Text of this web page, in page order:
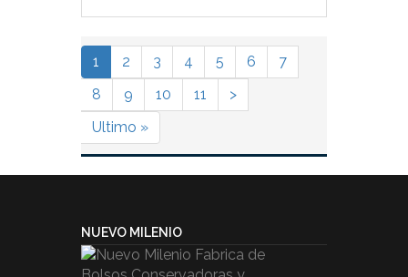
1 2 3 4 5 6
7
8
9 10 11
>
Ultimo »
NUEVO MILENIO